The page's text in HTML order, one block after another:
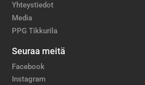
Yhteystiedot
Media
PPG Tikkurila
Seuraa meitä
Facebook
Instagram